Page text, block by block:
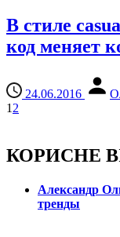
В стиле
код меняет
24.06.2016
1 2
КОРИСНЕ
Александр
тренды